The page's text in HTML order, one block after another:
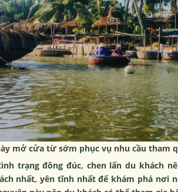
mở cửa từ sớm phục vụ nhu cầu tham
trạng đông đúc, chen lấn du khách
nhất, yên tĩnh nhất để khám phá nơi